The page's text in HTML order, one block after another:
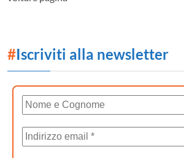
#Iscriviti alla newsletter